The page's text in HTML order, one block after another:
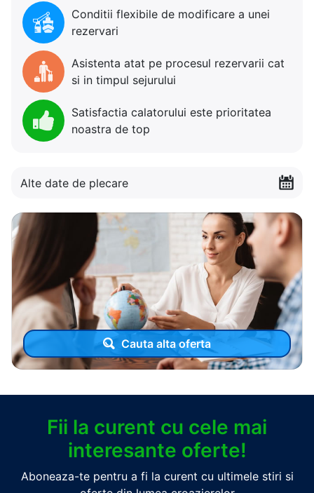
Conditii flexibile de modificare a unei
rezervari
Asistenta atat pe procesul rezervarii cat
si in timpul sejurului
Satisfactia calatorului este prioritatea
noastra de top
Alte date de plecare
Cauta alta oferta
Fii la curent cu cele mai
interesante oferte!
Aboneaza-te pentru a fi la curent cu ultimele stiri si